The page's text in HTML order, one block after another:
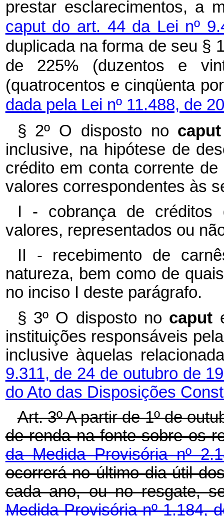
prestar esclarecimentos, a
caput do art. 44 da Lei nº
duplicada na forma de seu §
de 225% (duzentos e
(quatrocentos e cinqüenta
dada pela Lei nº 11.488, de
§ 2º O disposto no
inclusive, na hipótese de
crédito em conta corrente
valores correspondentes às
I - cobrança de créditos
valores, representados ou
II - recebimento de
natureza, bem como de
no inciso I deste parágrafo.
§ 3º O disposto no caput
instituições responsáveis
inclusive àquelas
9.311, de 24 de outubro de
do Ato das Disposições
Art. 3º A partir de 1º de
de renda na fonte sobre os
da Medida Provisória nº
ocorrerá no último dia útil
cada ano, ou no resgate,
Medida Provisória nº 1.184,